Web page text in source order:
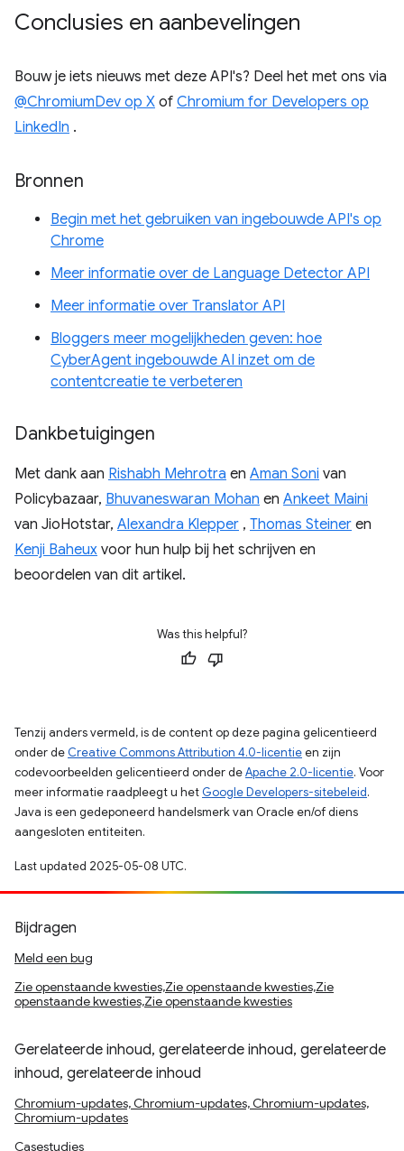
Conclusies en aanbevelingen
Bouw je iets nieuws met deze API's? Deel het met ons via
@ChromiumDev op X of Chromium for Developers op
LinkedIn .
Bronnen
Begin met het gebruiken van ingebouwde API's op
Chrome
Meer informatie over de Language Detector API
Meer informatie over Translator API
Bloggers meer mogelijkheden geven: hoe
CyberAgent ingebouwde AI inzet om de
contentcreatie te verbeteren
Dankbetuigingen
Met dank aan Rishabh Mehrotra en Aman Soni van
Policybazaar, Bhuvaneswaran Mohan en Ankeet Maini
van JioHotstar, Alexandra Klepper , Thomas Steiner en
Kenji Baheux voor hun hulp bij het schrijven en
beoordelen van dit artikel.
Was this helpful?
Tenzij anders vermeld, is de content op deze pagina gelicentieerd
onder de Creative Commons Attribution 4.0-licentieen zijn
codevoorbeelden gelicentieerd onder deApache 2.0-licentie. Voor
meer informatie raadpleegt u het Google Developers-sitebeleid.
Java is een gedeponeerd handelsmerk van Oracle en/of diens
aangesloten entiteiten.
Last updated 2025-05-08 UTC.
Bijdragen
Meld een bug
Zie openstaande kwesties,Zie openstaande kwesties,Zie
openstaande kwesties,Zie openstaande kwesties
Gerelateerde inhoud, gerelateerde inhoud, gerelateerde
inhoud, gerelateerde inhoud
Chromium-updates, Chromium-updates, Chromium-updates,
Chromium-updates
Casestudies